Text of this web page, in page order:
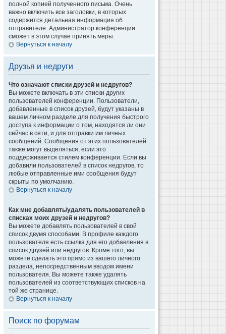
полной копией полученного письма. Очень
важно включить все заголовки, в которых
содержится детальная информация об
отправителе. Администратор конференции
сможет в этом случае принять меры.
Вернуться к началу
Друзья и недруги
Что означают списки друзей и недругов?
Вы можете включать в эти списки других
пользователей конференции. Пользователи,
добавленные в список друзей, будут указаны в
вашем личном разделе для получения быстрого
доступа к информации о том, находятся ли они
сейчас в сети, и для отправки им личных
сообщений. Сообщения от этих пользователей
также могут выделяться, если это
поддерживается стилем конференции. Если вы
добавили пользователей в список недругов, то
любые отправленные ими сообщения будут
скрыты по умолчанию.
Вернуться к началу
Как мне добавлять/удалять пользователей в
списках моих друзей и недругов?
Вы можете добавлять пользователей в свой
список двумя способами. В профиле каждого
пользователя есть ссылка для его добавления в
список друзей или недругов. Кроме того, вы
можете сделать это прямо из вашего личного
раздела, непосредственным вводом имени
пользователя. Вы можете также удалять
пользователей из соответствующих списков на
той же странице.
Вернуться к началу
Поиск по форумам